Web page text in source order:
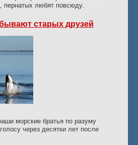
пернатых любят повсюду.
старых друзей
морские братья по разуму
через десятки лет после